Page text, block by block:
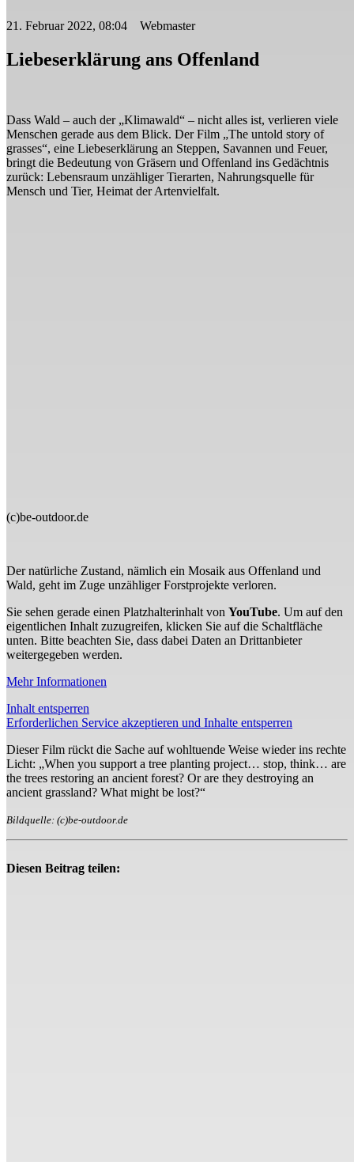
21. Februar 2022, 08:04 Webmaster
Liebeserklärung ans Offenland
Dass Wald – auch der „Klimawald“ – nicht alles ist, verlieren viele
Menschen gerade aus dem Blick. Der Film „The untold story of
grasses“, eine Liebeserklärung an Steppen, Savannen und Feuer,
bringt die Bedeutung von Gräsern und Offenland ins Gedächtnis
zurück: Lebensraum unzähliger Tierarten, Nahrungsquelle für
Mensch und Tier, Heimat der Artenvielfalt.
(c)be-outdoor.de
Der natürliche Zustand, nämlich ein Mosaik aus Offenland und
Wald, geht im Zuge unzähliger Forstprojekte verloren.
Sie sehen gerade einen Platzhalterinhalt von YouTube. Um auf den
eigentlichen Inhalt zuzugreifen, klicken Sie auf die Schaltfläche
unten. Bitte beachten Sie, dass dabei Daten an Drittanbieter
weitergegeben werden.
Mehr Informationen
Inhalt entsperren
Erforderlichen Service akzeptieren und Inhalte entsperren
Dieser Film rückt die Sache auf wohltuende Weise wieder ins rechte
Licht: „When you support a tree planting project… stop, think… are
the trees restoring an ancient forest? Or are they destroying an
ancient grassland? What might be lost?“
Bildquelle: (c)be-outdoor.de
Diesen Beitrag teilen: